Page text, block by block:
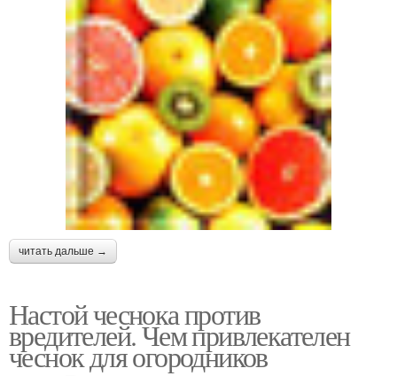
читать дальше →
Настой чеснока против
вредителей. Чем привлекателен
чеснок для огородников